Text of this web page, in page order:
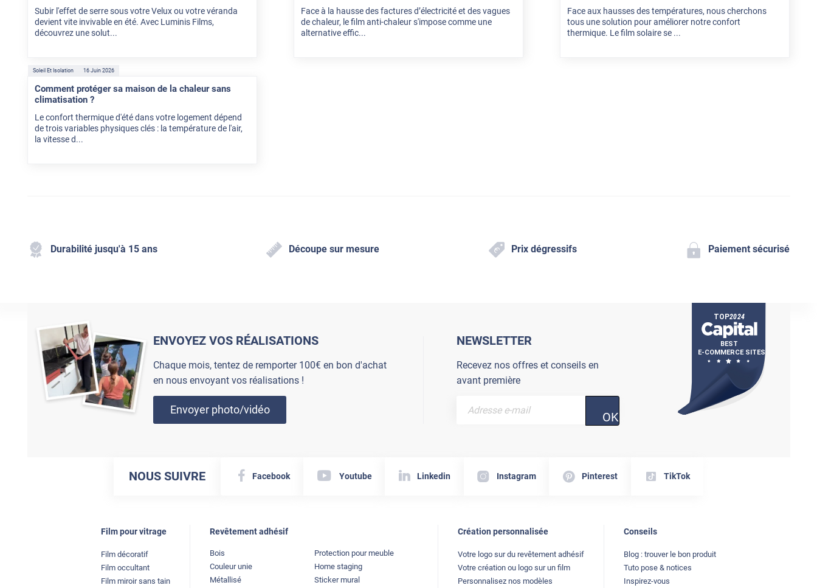
Subir l'effet de serre sous votre Velux ou votre véranda
devient vite invivable en été. Avec Luminis Films,
découvrez une solut...
Face à la hausse des factures d’électricité et des vagues
de chaleur, le film anti-chaleur s'impose comme une
alternative effic...
Face aux hausses des températures, nous cherchons
tous une solution pour améliorer notre confort
thermique. Le film solaire se ...
Soleil Et Isolation 16 Juin 2026
Comment protéger sa maison de la chaleur sans
climatisation ?
Le confort thermique d'été dans votre logement dépend
de trois variables physiques clés : la température de l'air,
la vitesse d...
Durabilité jusqu'à 15 ans Découpe sur mesure Prix dégressifs Paiement sécurisé
ENVOYEZ VOS RÉALISATIONS
Chaque mois, tentez de remporter 100€ en bon d'achat
en nous envoyant vos réalisations !
Envoyer photo/vidéo
NEWSLETTER
Recevez nos offres et conseils en
avant première
OK
NOUS SUIVRE Facebook Youtube Linkedin Instagram Pinterest TikTok
Film pour vitrage
Film décoratif
Film occultant
Film miroir sans tain
Revêtement adhésif
Bois
Couleur unie
Métallisé
Protection pour meuble
Home staging
Sticker mural
Création personnalisée
Votre logo sur du revêtement adhésif
Votre création ou logo sur un film
Personnalisez nos modèles
Conseils
Blog : trouver le bon produit
Tuto pose & notices
Inspirez-vous